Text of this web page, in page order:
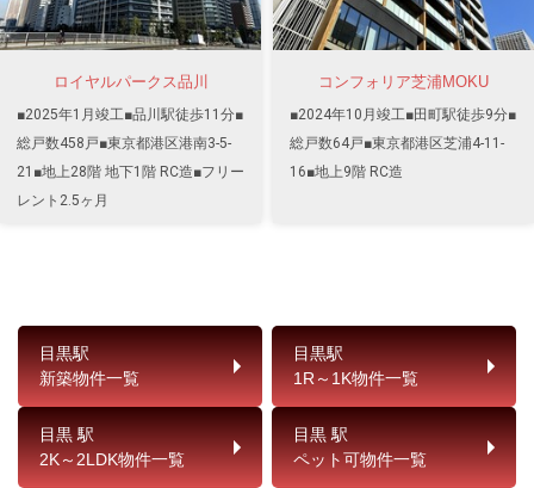
ロイヤルパークス品川
■2025年1月竣工■品川駅徒歩11分■
総戸数458戸■東京都港区港南3-5-
21■地上28階 地下1階 RC造■フリー
レント2.5ヶ月
コンフォリア芝浦MOKU
■2024年10月竣工■田町駅徒歩9分■
総戸数64戸■東京都港区芝浦4-11-
16■地上9階 RC造
目黒駅
新築物件一覧
目黒駅
1R～1K物件一覧
目黒 駅
2K～2LDK物件一覧
目黒 駅
ペット可物件一覧